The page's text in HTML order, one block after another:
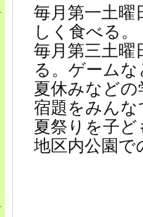
毎月第一土
しく食べる。
毎月第三土
る。ゲームな
夏休みなどの
宿題をみんな
夏祭りを子
地区内公園で